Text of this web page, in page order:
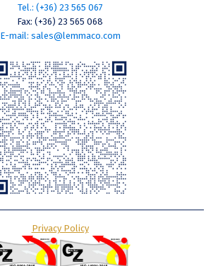
Tel.: (+36) 23 565 067
Fax: (+36) 23 565 068
E-mail: sales@lemmaco.com
Privacy Policy